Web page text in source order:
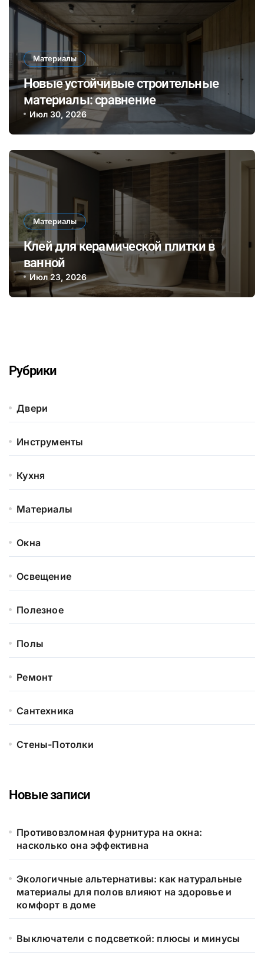
Материалы
Новые устойчивые строительные
материалы: сравнение
биополимеров и традиционного
бетона по экологии и долговечности
Июл 30, 2026
Материалы
Клей для керамической плитки в
ванной
Июл 23, 2026
Рубрики
Двери
Инструменты
Кухня
Материалы
Окна
Освещение
Полезное
Полы
Ремонт
Сантехника
Стены-Потолки
Новые записи
Противовзломная фурнитура на окна:
насколько она эффективна
Экологичные альтернативы: как натуральные
материалы для полов влияют на здоровье и
комфорт в доме
Выключатели с подсветкой: плюсы и минусы